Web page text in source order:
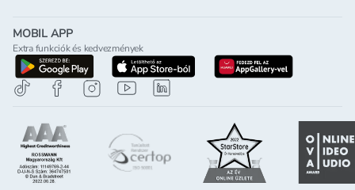
MOBIL APP
Extra funkciók és kedvezmények
letöltés a google-play-rölletöltés az app-store-ból
letöltés